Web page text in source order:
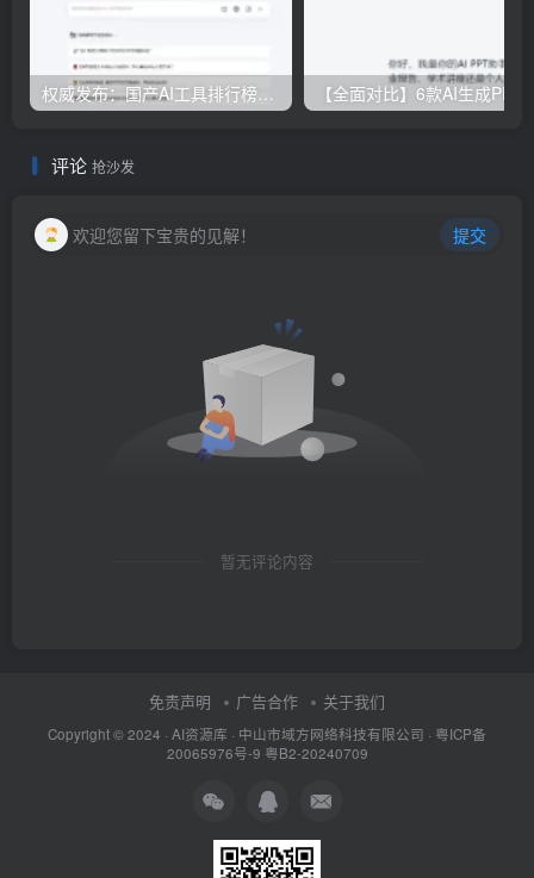
权威发布：国产AI工具排行榜TOP10，必备神器一览无余
评论 抢沙发
欢迎您留下宝贵的见解！ 提交
暂无评论内容
免责声明 广告合作 关于我们
Copyright © 2024 · AI资源库 · 中山市域方网络科技有限公司 · 粤ICP备
20065976号-9 粤B2-20240709